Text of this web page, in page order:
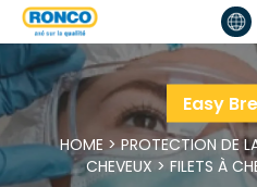
Easy
HOME >PROTECTION DE
CHEVEUX > FILETS À